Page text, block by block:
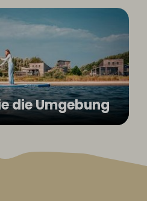
die Umgebung